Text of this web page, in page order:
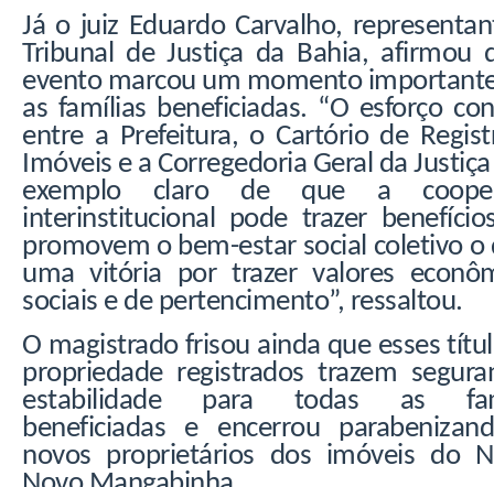
Já o juiz Eduardo Carvalho,
Tribunal de Justiça da Bahia, afirmou
evento marcou um momento
as famílias beneficiadas. “O esforço
entre a Prefeitura, o Cartório de
Imóveis e a Corregedoria Geral da
exemplo claro de que a
interinstitucional pode trazer
promovem o bem-estar social coletivo o
uma vitória por trazer valores
sociais e de pertencimento”, ressaltou.
O magistrado frisou ainda que esses
propriedade registrados trazem
estabilidade para todas as
beneficiadas e encerrou
novos proprietários dos imóveis do